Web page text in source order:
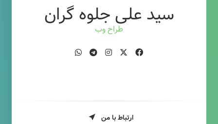
سید علی جلوه گران
طراح وب
ارتباط با من